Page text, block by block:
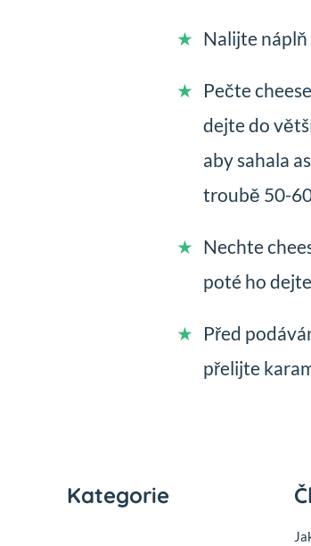
Nalijte
Pečte
dejte do
aby sahala
troubě 50-
Nechte
poté ho
Před
přelijte
Kategorie